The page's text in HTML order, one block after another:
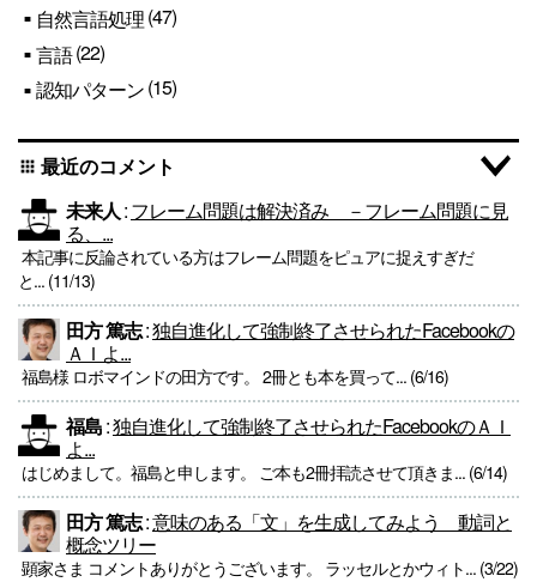
自然言語処理(47)
言語(22)
認知パターン(15)
apps 最近のコメント
未来人:フレーム問題は解決済み －フレーム問題に見
る、...
本記事に反論されている方はフレーム問題をピュアに捉えすぎだ
と... (11/13)
田方 篤志:独自進化して強制終了させられたFacebookの
ＡＩよ...
福島様 ロボマインドの田方です。 2冊とも本を買って... (6/16)
福島:独自進化して強制終了させられたFacebookのＡＩ
よ...
はじめまして。福島と申します。 ご本も2冊拝読させて頂きま... (6/14)
田方 篤志:意味のある「文」を生成してみよう 動詞と
概念ツリー
顕家さま コメントありがとうございます。 ラッセルとかウィト... (3/22)